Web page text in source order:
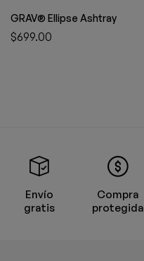
GRAV® Ellipse Ashtray
$699.00
Envío
gratis
Compra
protegida